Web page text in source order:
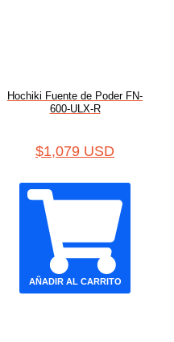
Hochiki Fuente de Poder FN-
600-ULX-R
$1,079 USD
AÑADIR AL CARRITO